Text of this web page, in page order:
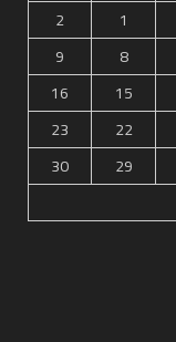
1
2
8
9
15
16
22
23
29
30